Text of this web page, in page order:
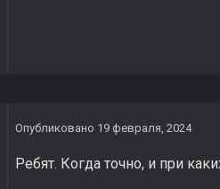
Опубликовано 19 февраля, 2024
Ребят. Когда точно, и при